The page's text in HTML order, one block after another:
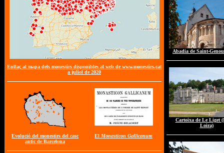
Enllaç al mapa dels monestirs disponibles al web de www.monestirs.cat
a juliol de 2020
Evolució del monestirs del casc
antic de Barcelona
El Monasticon Gallicanum
Abadia de Saint-
Cartoixa de Le Liget
Loira)